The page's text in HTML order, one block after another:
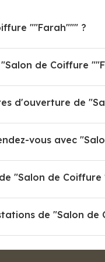
""Farah""" ?
de Coiffure
d'ouverture de
vous avec
"Salon de
de "Salon de